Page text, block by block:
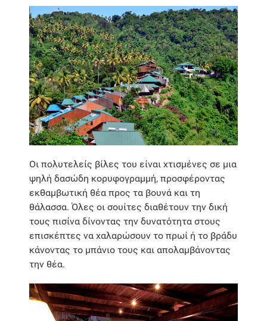
Οι πολυτελείς βίλες του είναι χτισμένες σε μια
ψηλή δασώδη κορυφογραμμή, προσφέροντας
εκθαμβωτική θέα προς τα βουνά και τη
θάλασσα. Όλες οι σουίτες διαθέτουν την δική
τους πισίνα δίνοντας την δυνατότητα στους
επισκέπτες να χαλαρώσουν το πρωί ή το βράδυ
κάνοντας το μπάνιο τους και απολαμβάνοντας
την θέα.